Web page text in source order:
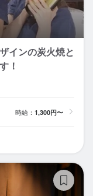
インの炭火焼と
！
時給： 1,300円〜